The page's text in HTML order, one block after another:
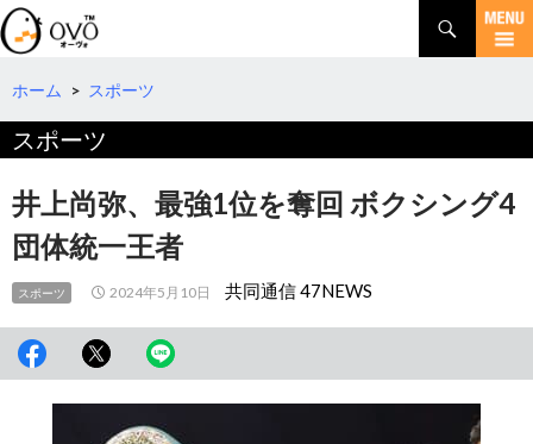
検
索
コ
テ
へ
動
ホーム > スポーツ
スポーツ
井上尚弥、最強1位を奪回 ボクシング4
団体統一王者
スポーツ 2024年5月10日 共同通信 47NEWS